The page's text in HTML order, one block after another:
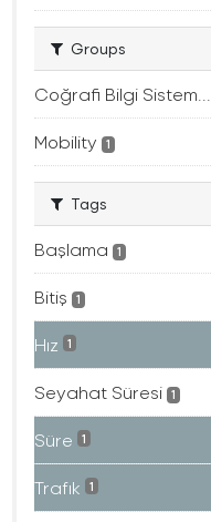
Groups
Coğrafi Bilgi Sistem...
Mobility 1
Tags
Başlama 1
Bitiş 1
Hız 1
Seyahat Süresi 1
Süre 1
Trafık 1